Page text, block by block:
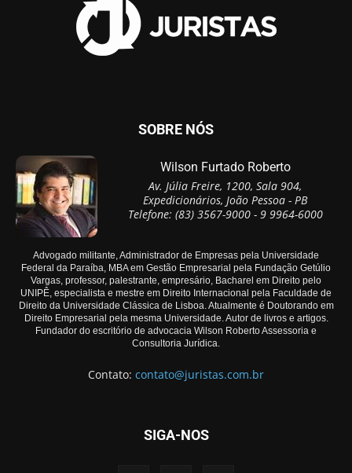
SOBRE NÓS
Wilson Furtado Roberto
Av. Júlia Freire, 1200, Sala 904,
Expedicionários, João Pessoa - PB
Telefone: (83) 3567-9000 - 9 9964-6000
Advogado militante, Administrador de Empresas pela Universidade
Federal da Paraíba, MBA em Gestão Empresarial pela Fundação Getúlio
Vargas, professor, palestrante, empresário, Bacharel em Direito pelo
UNIPÊ, especialista e mestre em Direito Internacional pela Faculdade de
Direito da Universidade Clássica de Lisboa. Atualmente é Doutorando em
Direito Empresarial pela mesma Universidade. Autor de livros e artigos.
Fundador do escritório de advocacia Wilson Roberto Assessoria e
Consultoria Jurídica.
Contato: contato@juristas.com.br
SIGA-NOS